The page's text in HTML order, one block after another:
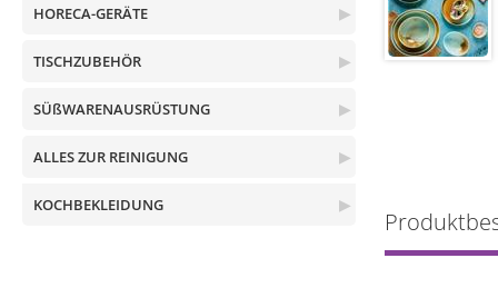
▶
HORECA-GERÄTE
▶
TISCHZUBEHÖR
▶
SÜßWARENAUSRÜSTUNG
▶
ALLES ZUR REINIGUNG
▶
KOCHBEKLEIDUNG